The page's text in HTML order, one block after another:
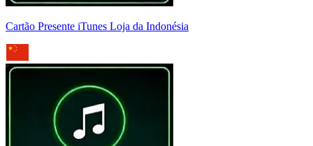
Cartão Presente iTunes Loja da Indonésia